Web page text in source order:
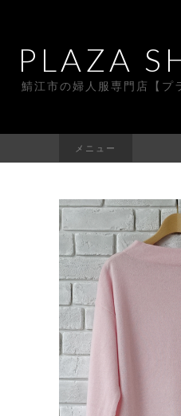
PLAZA
鯖江市の婦人服専門店【
メニュー